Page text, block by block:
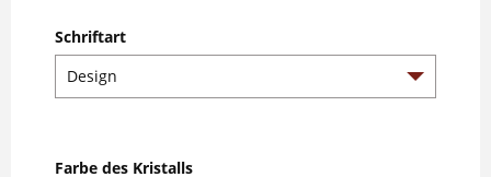
Schriftart
Farbe des Kristalls